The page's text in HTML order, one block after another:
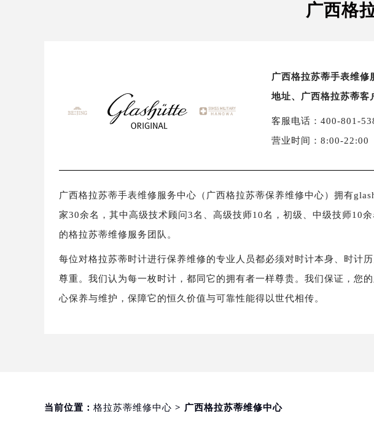
广西格
广西格拉苏蒂手表维
地址、广西格拉苏蒂客
客服电话：400-801-
营业时间：8:00-22:00
广西格拉苏蒂手表维修服务中心（广西格拉苏蒂保养维修中心）拥有
家30余名，其中高级技术顾问3名、高级技师10名，初级、中级技师10
的格拉苏蒂维修服务团队。
每位对格拉苏蒂时计进行保养维修的专业人员都必须对时计本身、时计
尊重。我们认为每一枚时计，都同它的拥有者一样尊贵。我们保证，您
心保养与维护，保障它的恒久价值与可靠性能得以世代相传。
当前位置： 格拉苏蒂维修中心 > 广西格拉苏蒂维修中心